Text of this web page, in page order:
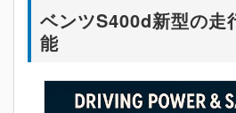
ベンツS400d新型の走
能